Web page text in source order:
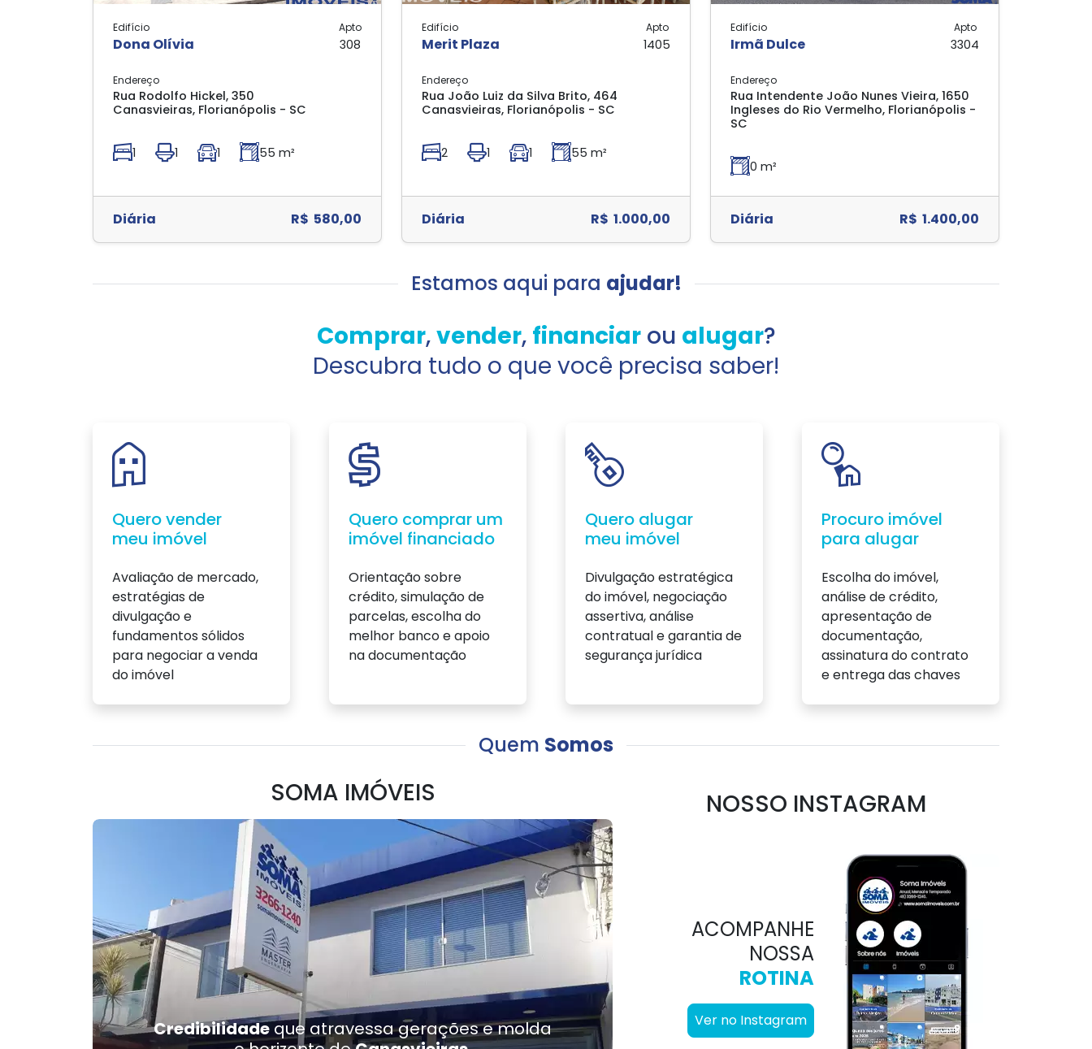
Edifício
Dona Olívia
Apto
308
Endereço
Rua Rodolfo Hickel, 350
Canasvieiras, Florianópolis - SC
1 1 1 55 m²
Diária R$ 580,00
Edifício
Merit Plaza
Apto
1405
Endereço
Rua João Luiz da Silva Brito, 464
Canasvieiras, Florianópolis - SC
2 1 1 55 m²
Diária R$ 1.000,00
Edifício
Irmã Dulce
Apto
3304
Endereço
Rua Intendente João Nunes Vieira, 1650
Ingleses do Rio Vermelho, Florianópolis -
SC
0 m²
Diária R$ 1.400,00
Estamos aqui para ajudar!
Comprar,vender, financiar ou alugar?
Descubra tudo o que você precisa saber!
Quero vender
meu imóvel
Avaliação de mercado,
estratégias de
divulgação e
fundamentos sólidos
para negociar a venda
do imóvel
Quero comprar um
imóvel financiado
Orientação sobre
crédito, simulação de
parcelas, escolha do
melhor banco e apoio
na documentação
Quero alugar
meu imóvel
Divulgação estratégica
do imóvel, negociação
assertiva, análise
contratual e garantia de
segurança jurídica
Procuro imóvel
para alugar
Escolha do imóvel,
análise de crédito,
apresentação de
documentação,
assinatura do contrato
e entrega das chaves
Quem Somos
SOMA IMÓVEIS
Credibilidadeque atravessa gerações e molda
NOSSO INSTAGRAM
ACOMPANHE
NOSSA
ROTINA
Ver no Instagram